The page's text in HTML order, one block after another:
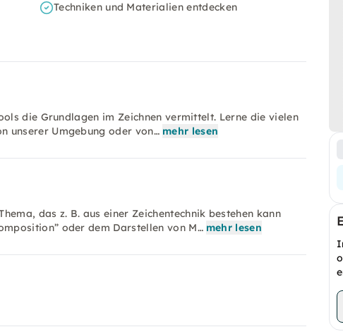
Techniken und Materialien entdecken
die Grundlagen im Zeichnen vermittelt. Lerne die vielen
unserer Umgebung oder von… mehr lesen
das z. B. aus einer Zeichentechnik bestehen kann
oder dem Darstellen von M… mehr lesen